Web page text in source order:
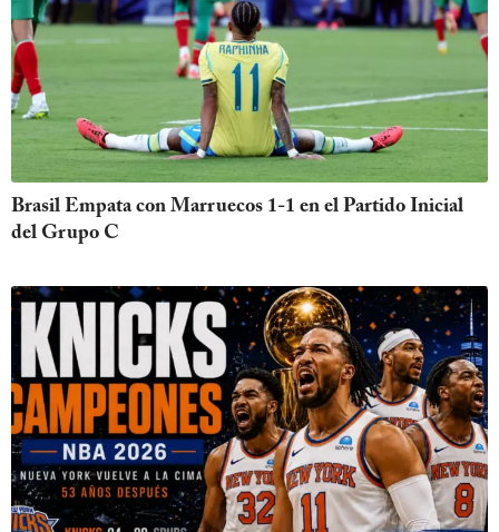
Brasil Empata con Marruecos 1-1 en el Partido Inicial
del Grupo C